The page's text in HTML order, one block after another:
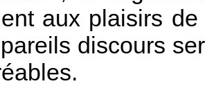
aux plaisirs
discours